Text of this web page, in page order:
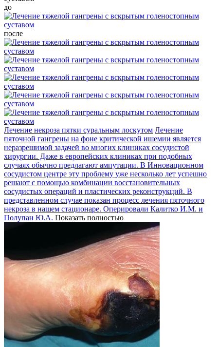
до
после
Лечение некроза пятки суральным лоскутом Лечение
пяточной гангрены на фоне критической ишемии является
неразрешимой задачей во многих клиниках сосудистой
хирургии. Даже в европейских клиниках при подобных
случаях обычно предлагают ампутации. В Инновационном
сосудистом центре эту проблему уже несколько лет успешно
решают с помощью комбинации восстановительных
сосудистых операций и пластических реконструкций. В
представленном случае показан процесс лечения пяточного
некроза в нашем стационаре. Оперировали Калитко И.М. и
Полупан Ю.А. Показать полностью